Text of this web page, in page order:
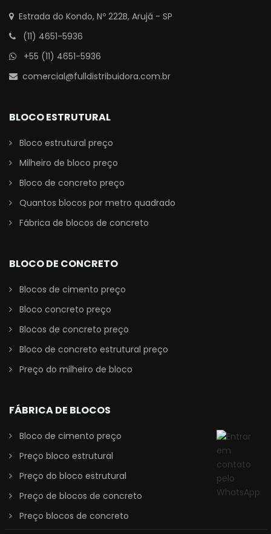
Estrada do Kondo, Nº 222B, Arujá - SP
(11) 4651-5936
+55 (11) 4651-5936
comercial@fulldistribuidora.com.br
BLOCO ESTRUTURAL
Bloco estrutural preço
Milheiro de bloco preço
Bloco de concreto preço
Quantos blocos por metro quadrado
Fábrica de blocos de concreto
BLOCO DE CONCRETO
Blocos de cimento preço
Bloco concreto preço
Blocos de concreto preço
Bloco de concreto estrutural preço
Preço do milheiro de bloco
FÁBRICA DE BLOCOS
Bloco de cimento preço
Preço bloco estrutural
Preço do bloco estrutural
Preço de blocos de concreto
Preço blocos de concreto